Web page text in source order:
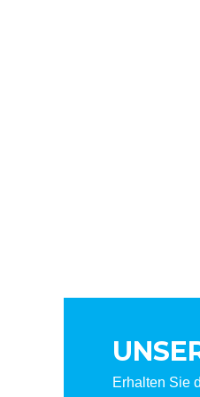
Erhalten Sie